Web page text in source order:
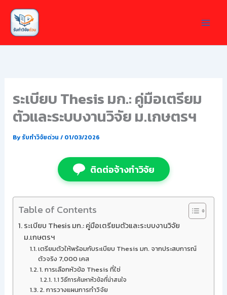
Skip
content
ระเบียบ Thesis มก.: คู่มือเตรียม
ตัวและระบบงานวิจัย ม.เกษตรฯ
Byรับทำวิจัยด่วน / 01/03/2026
ติดต่อจ้างทำวิจัย
Table of Contents
ระเบียบ Thesis มก.: คู่มือเตรียมตัวและระบบงานวิจัย
ม.เกษตรฯ
เตรียมตัวให้พร้อมกับระเบียบ Thesis มก. จากประสบการณ์
ตัวจริง 7,000 เคส
1. การเลือกหัวข้อ Thesis ที่ใช่
1.1 วิธีการค้นหาหัวข้อที่น่าสนใจ
2. การวางแผนการทำวิจัย